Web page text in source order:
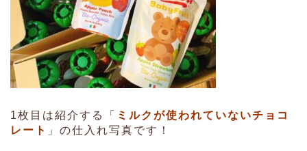
1枚目は紹介する「
ミルクが使われていないチョコ
レート 」の仕入れ写真です！